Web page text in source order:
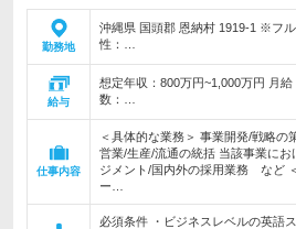
勤務地
沖縄県 国頭郡 恩納村 1919-1 ※フ
性：…
給与
想定年収：800万円~1,000万円 月
数：…
仕事内容
＜具体的な業務＞ 事業開発/戦略の
営業/生産/流通の統括 当該事業にお
ジメント/国内外の採用業務 など
ー…
必須条件 ・ビジネスレベルの英語